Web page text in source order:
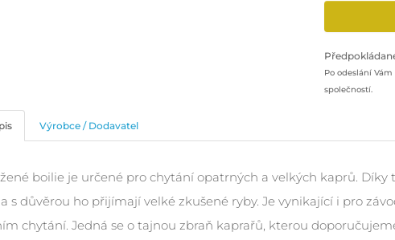
Po odeslání
společností.
Výrobce / Dodavatel
boilie je určené pro chytání opatrných a velkých kaprů.
s důvěrou ho přijímají velké zkušené ryby. Je vynikající i pro
chytání. Jedná se o tajnou zbraň kaprařů, kterou